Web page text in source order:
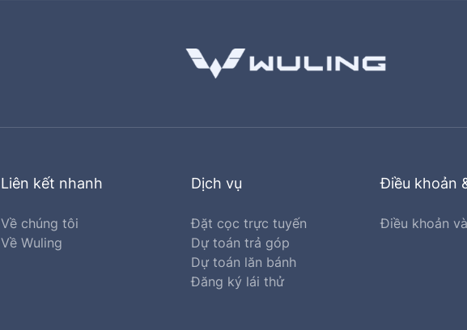
Liên kết nhanh
Về chúng tôi
Về Wuling
Dịch vụ
Đặt cọc trực tuyến
Dự toán trả góp
Dự toán lăn bánh
Đăng ký lái thử
Điều khoản
Điều khoản